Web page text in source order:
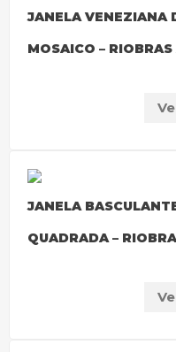
JANELA VENEZIANA
MOSAICO –
JANELA
QUADRADA –